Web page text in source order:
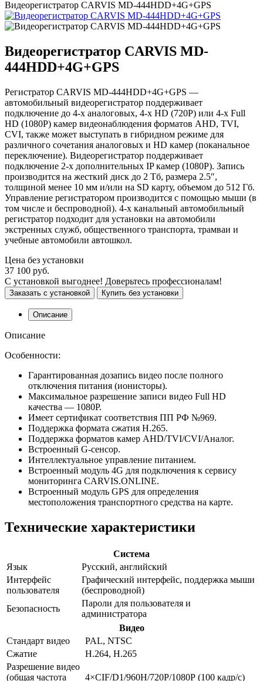
Видеорегистратор CARVIS MD-444HDD+4G+GPS
Видеорегистратор CARVIS MD-
444HDD+4G+GPS
Регистратор CARVIS MD-444HDD+4G+GPS —
автомобильный видеорегистратор поддерживает
подключение до 4-х аналоговых, 4-х HD (720P) или 4-х Full
HD (1080P) камер видеонаблюдения форматов AHD, TVI,
CVI, также может выступать в гибридном режиме для
различного сочетания аналоговых и HD камер (поканальное
переключение). Видеорегистратор поддерживает
подключение 2-x дополнительных IP камер (1080Р). Запись
производится на жесткий диск до 2 Тб, размера 2.5″,
толщиной менее 10 мм и/или на SD карту, объемом до 512 Гб.
Управление регистратором производится с помощью мыши (в
том числе и беспроводной). 4-х канальный автомобильный
регистратор подходит для установки на автомобили
экстренных служб, общественного транспорта, трамваи и
учебные автомобили автошкол.
Цена без установки
37 100 руб.
С установкой выгоднее! Доверьтесь профессионалам!
Заказать с установкой Купить без установки
Описание
Описание
Особенности:
Гарантированная дозапись видео после полного
отключения питания (ионисторы).
Максимальное разрешение записи видео Full HD
качества — 1080P.
Имеет сертификат соответствия ПП РФ №969.
Поддержка формата сжатия H.265.
Поддержка форматов камер AHD/TVI/CVI/Аналог.
Встроенный G-сенсор.
Интеллектуальное управление питанием.
Встроенный модуль 4G для подключения к сервису
мониторинга CARVIS.ONLINE.
Встроенный модуль GPS для определения
местоположения транспортного средства на карте.
Технические характеристики
Система
Язык
Русский, английский
Интерфейс
пользователя
Графический интерфейс, поддержка мыши
(беспроводной)
Безопасность
Пароли для пользователя и
администратора
Видео
Стандарт видео
PAL, NTSC
Сжатие
H.264, H.265
Разрешение видео
(общая частота
4×CIF/D1/960H/720Р/1080Р (100 кадр/с)